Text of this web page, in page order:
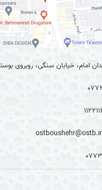
امام، خیابان سنگی، روبروی
ostboushehr@ostb.ir